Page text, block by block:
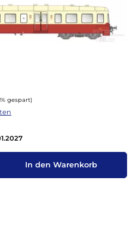
gespart)
ein oder benutze die Schaltflächen um
In den Warenkorb